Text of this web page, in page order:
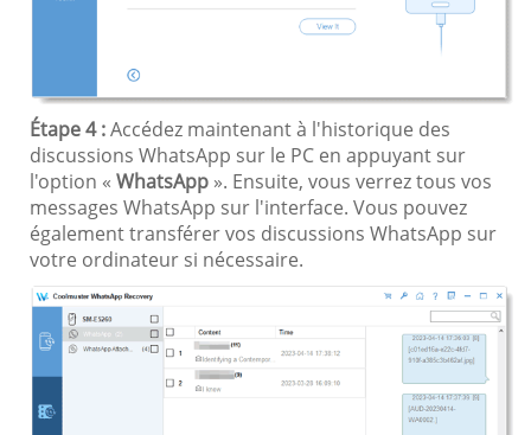
Étape 4 :Accédez maintenant à l'historique des
discussions WhatsApp sur le PC en appuyant sur
l'option « WhatsApp ». Ensuite, vous verrez tous vos
messages WhatsApp sur l'interface. Vous pouvez
également transférer vos discussions WhatsApp sur
votre ordinateur si nécessaire.